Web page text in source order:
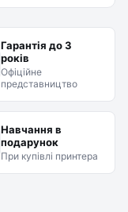
Гарантія до 3
років
Офіційне
представництво
Навчання в
подарунок
При купівлі принтера